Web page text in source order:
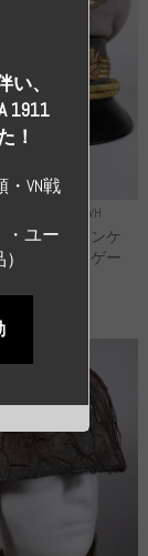
Repro Uniforms WH
ャエル・ヤンケ
ルマン・ゲー
、
1911
！
・VN戦
・ユー